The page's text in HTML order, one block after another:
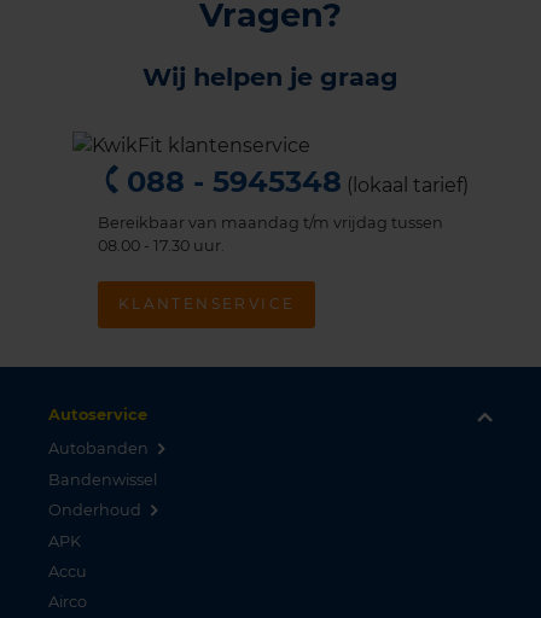
Vragen?
Wij helpen je graag
088 - 5945348 (lokaal tarief)
Bereikbaar van maandag t/m vrijdag tussen
08.00 - 17.30 uur.
KLANTENSERVICE
Autoservice
Autobanden
Bandenwissel
Onderhoud
APK
Accu
Airco